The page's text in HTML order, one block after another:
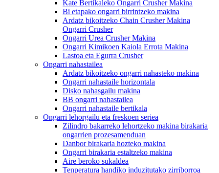
Kate Bertikaleko Ongarri Crusher Makina
Bi etapako ongarri birrintzeko makina
Ardatz bikoitzeko Chain Crusher Makina
Ongarri Crusher
Ongarri Urea Crusher Makina
Ongarri Kimikoen Kaiola Errota Makina
Lastoa eta Egurra Crusher
Ongarri nahastailea
Ardatz bikoitzeko ongarri nahasteko makina
Ongarri nahastaile horizontala
Disko nahasgailu makina
BB ongarri nahastailea
Ongarri nahastaile bertikala
Ongarri lehorgailu eta freskoen seriea
Zilindro bakarreko lehortzeko makina birakaria
ongarrien prozesamenduan
Danbor birakaria hozteko makina
Ongarri birakaria estaltzeko makina
Aire beroko sukaldea
Tenperatura handiko induzitutako zirriborroa